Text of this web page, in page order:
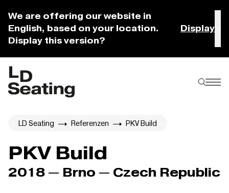
We are offering our website in
English, based on your location.
Display this version?
Display
LD Seating Referenzen PKV Build
PKV Build
2018 — Brno — Czech Republic